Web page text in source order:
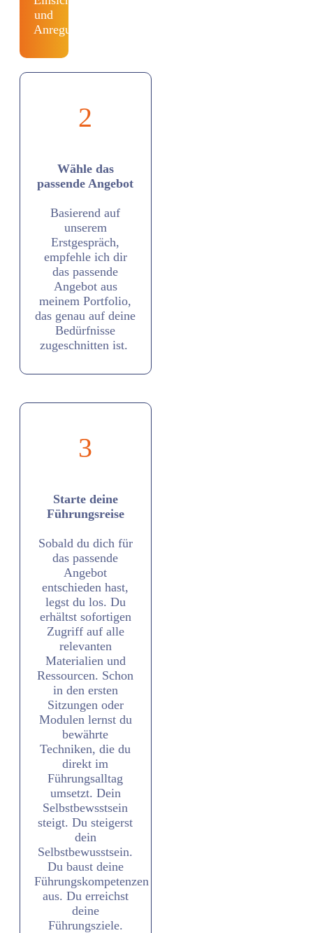
und
Anregungen.
2
Wähle das
passende Angebot
Basierend auf
unserem
Erstgespräch,
empfehle ich dir
das passende
Angebot aus
meinem Portfolio,
das genau auf deine
Bedürfnisse
zugeschnitten ist.
3
Starte deine
Führungsreise
Sobald du dich für
das passende
Angebot
entschieden hast,
legst du los. Du
erhältst sofortigen
Zugriff auf alle
relevanten
Materialien und
Ressourcen. Schon
in den ersten
Sitzungen oder
Modulen lernst du
bewährte
Techniken, die du
direkt im
Führungsalltag
umsetzt. Dein
Selbstbewsstsein
steigt. Du steigerst
dein
Selbstbewusstsein.
Du baust deine
Führungskompetenzen
aus. Du erreichst
deine
Führungsziele.